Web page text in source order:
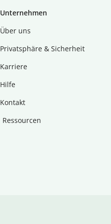
Unternehmen
Über uns
Privatsphäre & Sicherheit
Karriere
Hilfe
Kontakt
Ressourcen